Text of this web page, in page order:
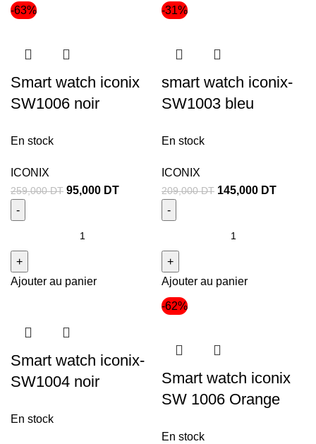
-63%
Smart watch iconix
SW1006 noir
En stock
ICONIX
259,000DT 95,000 DT
Ajouter au panier
-31%
smart watch iconix-
SW1003 bleu
En stock
ICONIX
209,000DT 145,000 DT
Ajouter au panier
Smart watch iconix-
SW1004 noir
En stock
-62%
Smart watch iconix
SW 1006 Orange
En stock